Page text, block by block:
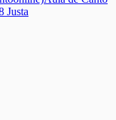
Justa